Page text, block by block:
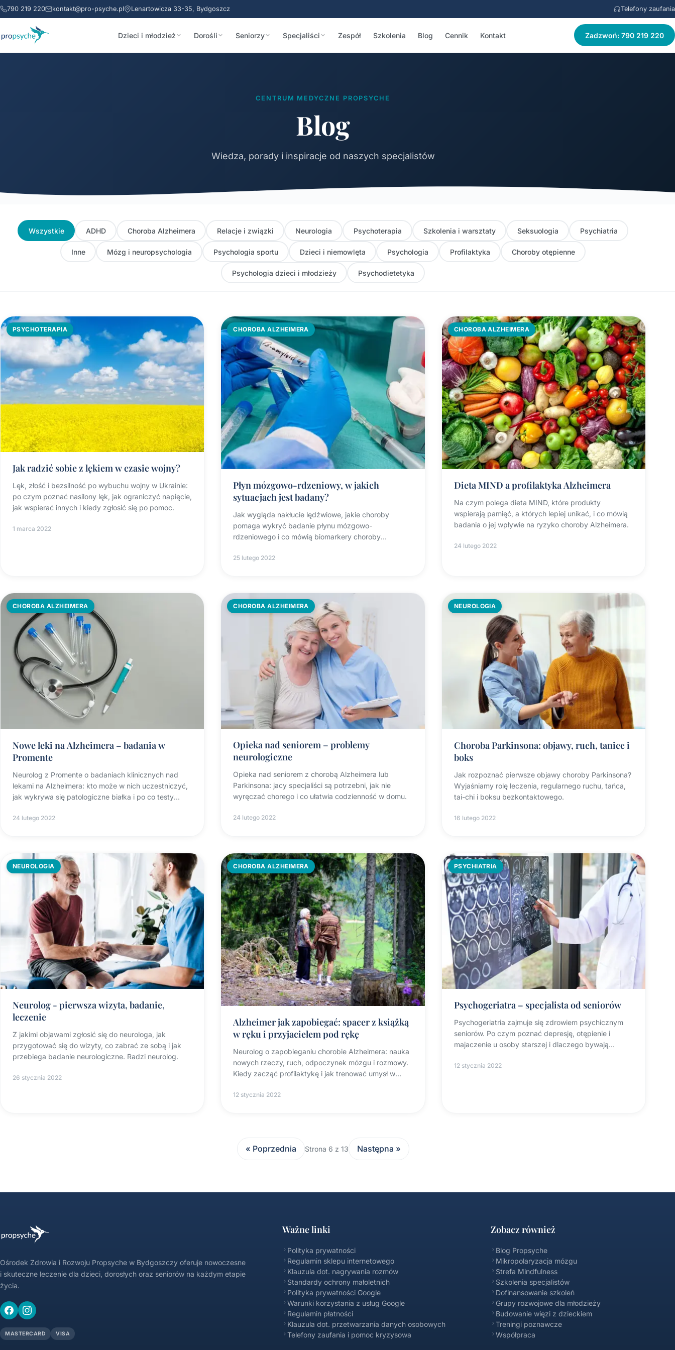
790 219 220 kontakt@pro-psyche.pl Lenartowicza 33-35, Bydgoszcz Telefony zaufania
Dzieci i młodzież Dorośli Seniorzy Specjaliści Zespół Szkolenia Blog Cennik Kontakt Zadzwoń: 790 219 220
CENTRUM MEDYCZNE PROPSYCHE
Blog
Wiedza, porady i inspiracje od naszych specjalistów
Wszystkie ADHD Choroba Alzheimera Relacje i związki Neurologia Psychoterapia Szkolenia i warsztaty Seksuologia Psychiatria
Inne Mózg i neuropsychologia Psychologia sportu Dzieci i niemowlęta Psychologia Profilaktyka Choroby otępienne
Psychologia dzieci i młodzieży Psychodietetyka
PSYCHOTERAPIA
Jak radzić sobie z lękiem w czasie wojny?
Lęk, złość i bezsilność po wybuchu wojny w Ukrainie:
po czym poznać nasilony lęk, jak ograniczyć napięcie,
jak wspierać innych i kiedy zgłosić się po pomoc.
1 marca 2022
CHOROBA ALZHEIMERA
Płyn mózgowo-rdzeniowy, w jakich
sytuacjach jest badany?
Jak wygląda nakłucie lędźwiowe, jakie choroby
pomaga wykryć badanie płynu mózgowo-
rdzeniowego i co mówią biomarkery choroby
25 lutego 2022
CHOROBA ALZHEIMERA
Dieta MIND a profilaktyka Alzheimera
Na czym polega dieta MIND, które produkty
wspierają pamięć, a których lepiej unikać, i co mówią
badania o jej wpływie na ryzyko choroby Alzheimera.
24 lutego 2022
CHOROBA ALZHEIMERA
Nowe leki na Alzheimera – badania w
Promente
Neurolog z Promente o badaniach klinicznych nad
lekami na Alzheimera: kto może w nich uczestniczyć,
jak wykrywa się patologiczne białka i po co testy
24 lutego 2022
CHOROBA ALZHEIMERA
Opieka nad seniorem – problemy
neurologiczne
Opieka nad seniorem z chorobą Alzheimera lub
Parkinsona: jacy specjaliści są potrzebni, jak nie
wyręczać chorego i co ułatwia codzienność w domu.
24 lutego 2022
NEUROLOGIA
Choroba Parkinsona: objawy, ruch, taniec i
boks
Jak rozpoznać pierwsze objawy choroby Parkinsona?
Wyjaśniamy rolę leczenia, regularnego ruchu, tańca,
tai-chi i boksu bezkontaktowego.
16 lutego 2022
NEUROLOGIA
Neurolog - pierwsza wizyta, badanie,
leczenie
Z jakimi objawami zgłosić się do neurologa, jak
przygotować się do wizyty, co zabrać ze sobą i jak
przebiega badanie neurologiczne. Radzi neurolog.
26 stycznia 2022
CHOROBA ALZHEIMERA
Alzheimer jak zapobiegać: spacer z książką
w ręku i przyjacielem pod rękę
Neurolog o zapobieganiu chorobie Alzheimera: nauka
nowych rzeczy, ruch, odpoczynek mózgu i rozmowy.
Kiedy zacząć profilaktykę i jak trenować umysł w
12 stycznia 2022
PSYCHIATRIA
Psychogeriatra – specjalista od seniorów
Psychogeriatria zajmuje się zdrowiem psychicznym
seniorów. Po czym poznać depresję, otępienie i
majaczenie u osoby starszej i dlaczego bywają
12 stycznia 2022
« Poprzednia Strona 6 z 13 Następna »
Ośrodek Zdrowia i Rozwoju Propsyche w Bydgoszczy oferuje nowoczesne
i skuteczne leczenie dla dzieci, dorosłych oraz seniorów na każdym etapie
życia.
MASTERCARD VISA
Ważne linki
Polityka prywatności
Regulamin sklepu internetowego
Klauzula dot. nagrywania rozmów
Standardy ochrony małoletnich
Polityka prywatności Google
Warunki korzystania z usług Google
Regulamin płatności
Klauzula dot. przetwarzania danych osobowych
Telefony zaufania i pomoc kryzysowa
Zobacz również
Blog Propsyche
Mikropolaryzacja mózgu
Strefa Mindfulness
Szkolenia specjalistów
Dofinansowanie szkoleń
Grupy rozwojowe dla młodzieży
Budowanie więzi z dzieckiem
Treningi poznawcze
Współpraca
Propsyche FAQ
Online